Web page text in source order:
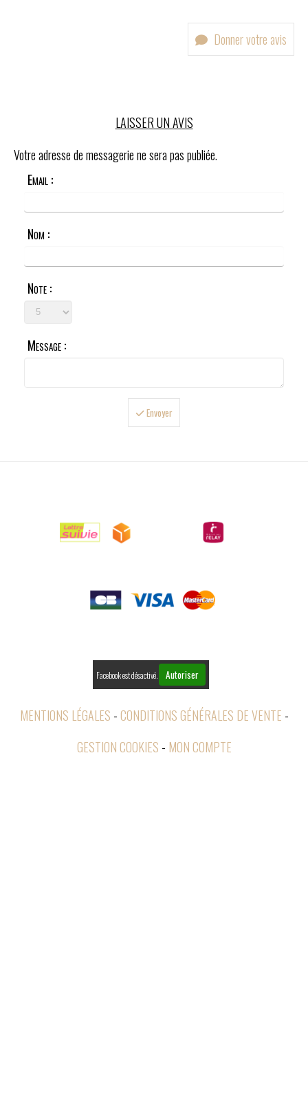
Donner votre avis
LAISSER UN AVIS
Votre adresse de messagerie ne sera pas publiée.
Email :
Nom :
Note :
Message :
Envoyer
Facebook est désactivé. Autoriser
MENTIONS LÉGALES CONDITIONS GÉNÉRALES DE VENTE
GESTION COOKIES
MON COMPTE